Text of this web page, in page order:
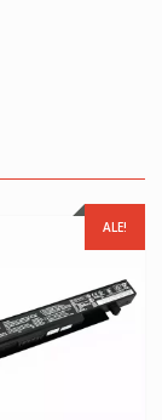
ALE!